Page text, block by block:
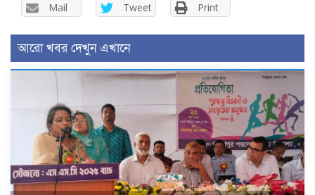
Mail Tweet Print
আরো খবর দেখুন এখানে